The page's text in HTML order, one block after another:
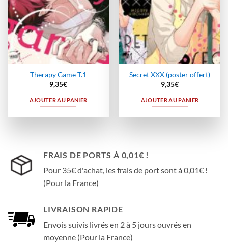
Therapy Game T.1
9,35€
AJOUTER AU PANIER
Secret XXX (poster offert)
9,35€
AJOUTER AU PANIER
FRAIS DE PORTS À 0,01€ !
Pour 35€ d'achat, les frais de port sont à 0,01€ !
(Pour la France)
LIVRAISON RAPIDE
Envois suivis livrés en 2 à 5 jours ouvrés en
moyenne (Pour la France)